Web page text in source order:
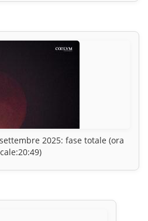
2025: fase totale (ora